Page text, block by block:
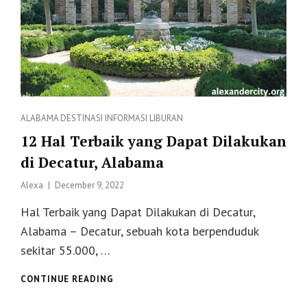
Categories
ALABAMADESTINASI INFORMASI LIBURAN
12 Hal Terbaik yang Dapat Dilakukan
di Decatur, Alabama
Alexa
Posted
December 9, 2022
Hal Terbaik yang Dapat Dilakukan di Decatur,
Alabama – Decatur, sebuah kota berpenduduk
sekitar 55.000, …
CONTINUE READING